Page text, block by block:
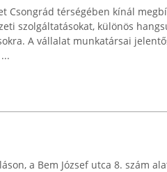
Csongrád térségében kínál
szolgáltatásokat, különös
A vállalat munkatársai
a Bem József utca 8. szám